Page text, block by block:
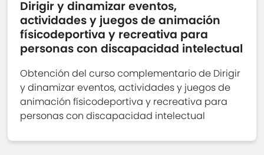
Dirigir y dinamizar eventos,
actividades y juegos de animación
físicodeportiva y recreativa para
personas con discapacidad intelectual
Obtención del curso complementario de Dirigir
y dinamizar eventos, actividades y juegos de
animación físicodeportiva y recreativa para
personas con discapacidad intelectual